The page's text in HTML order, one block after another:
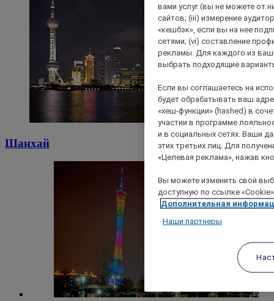
Шанхай
вами услуг (вы не можете от
сайтов; (iii) измерение
«кешбэк», если вы на нее
сетями; (vi) составление
рекламы. Для каждого из
выбрать подходящие
Если вы соглашаетесь на
будет обрабатывать ваш
«хеш-функции» (hashed) в
участии в программе
и в социальных сетях. Ваши
этих третьих лиц. Для
«Целевая реклама», нажав
Вы можете изменить свой
доступную по ссылке
Дополнительная
Наши партнеры